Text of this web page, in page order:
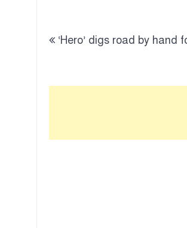
navigation
‘Hero’ digs road by hand